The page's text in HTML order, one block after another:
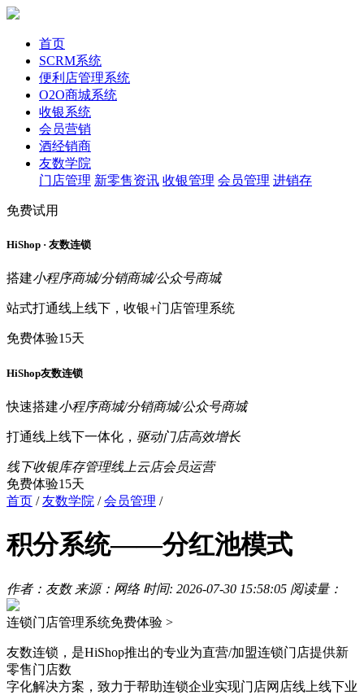
首页
SCRM系统
便利店管理系统
O2O商城系统
收银系统
会员营销
酒经销商
友数学院
门店管理 新零售资讯 收银管理 会员管理 进销存
免费试用
HiShop · 友数连锁
搭建小程序商城/分销商城/公众号商城
站式打通线上线下，收银+门店管理系统
免费体验15天
HiShop友数连锁
快速搭建小程序商城/分销商城/公众号商城
打通线上线下一体化， 驱动门店高效增长
线下收银库存管理线上云店会员运营
免费体验15天
首页 /友数学院 /会员管理 /
积分系统——分红池模式
作者：友数 来源：网络 时间: 2026-07-30 15:58:05 阅读量：
连锁门店管理系统免费体验 >
友数连锁，是HiShop推出的专业为直营/加盟连锁门店提供新
零售门店数
字化解决方案，致力于帮助连锁企业实现门店网店线上线下业